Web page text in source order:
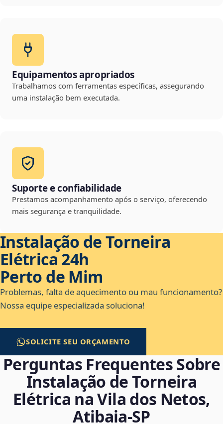
Equipamentos apropriados
Trabalhamos com ferramentas específicas, assegurando
uma instalação bem executada.
Suporte e confiabilidade
Prestamos acompanhamento após o serviço, oferecendo
mais segurança e tranquilidade.
Instalação de Torneira
Elétrica 24h
Perto de Mim
Problemas, falta de aquecimento ou mau funcionamento?
Nossa equipe especializada soluciona!
SOLICITE SEU ORÇAMENTO
Perguntas Frequentes Sobre
Instalação de Torneira
Elétrica na Vila dos Netos,
Atibaia‑SP